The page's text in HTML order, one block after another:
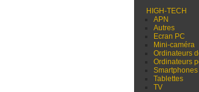
HIGH-TECH
APN
Autres
Ecran PC
Mini-caméra
Ordinateurs
Ordinateurs
Smartphones
Tablettes
TV